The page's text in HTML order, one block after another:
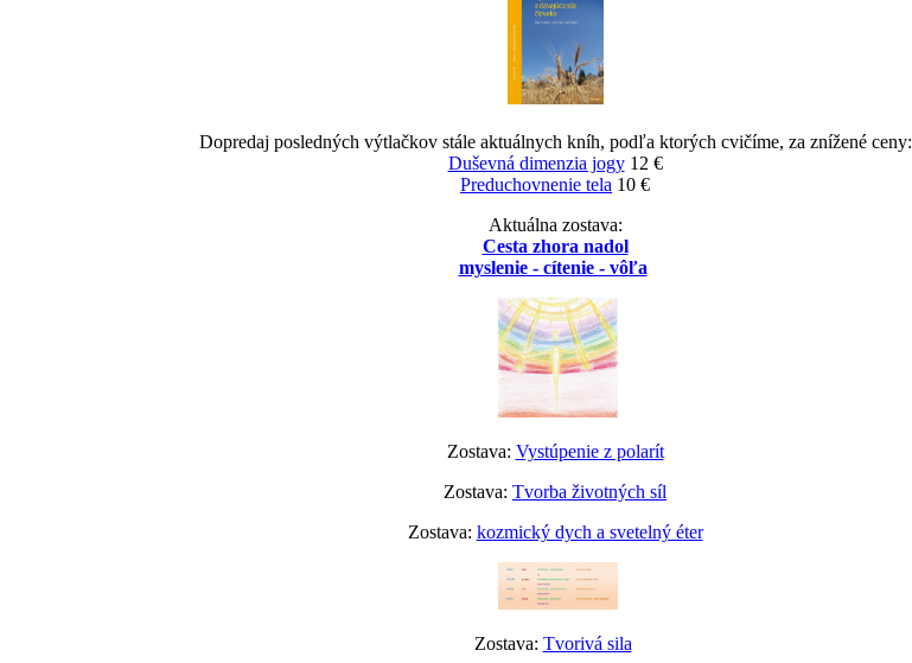
Dopredaj posledných výtlačkov stále aktuálnych kníh, podľa ktorých cvičíme, za znížené ceny:
Duševná dimenzia jogy12 €
Preduchovnenie tela 10 €
Aktuálna zostava:
Cesta zhora nadol
myslenie - cítenie - vôľa
Zostava: Vystúpenie z polarít
Zostava: Tvorba životných síl
Zostava: kozmický dych a svetelný éter
Zostava: Tvorivá sila